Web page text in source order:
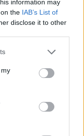
information may
the IAB’s List of
disclose it to other
Il contenuto di questo
la linea editoriale
I messaggi inclusi nei
dai singoli lettori che
rimossi in automatico dal